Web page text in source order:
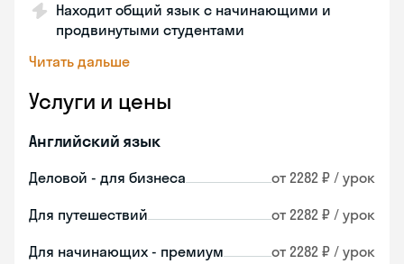
Находит общий язык с начинающими и
продвинутыми студентами
Читать дальше
Услуги и цены
Английский язык
Деловой - для бизнеса от 2282 ₽ / урок
Для путешествий от 2282 ₽ / урок
Для начинающих - премиум от 2282 ₽ / урок